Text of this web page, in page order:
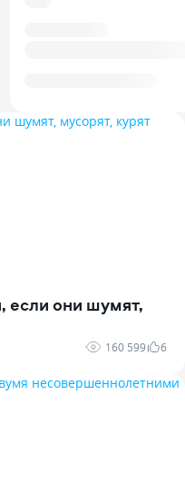
если они шумят,
160 599 6